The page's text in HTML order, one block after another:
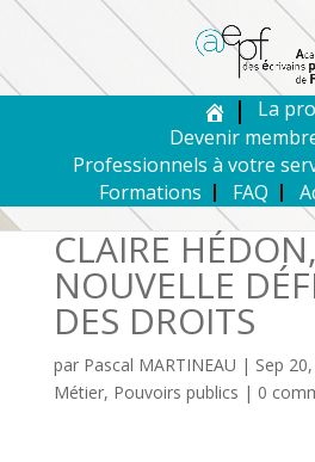
La
Devenir
Professionnels à votre
Formations
FAQ
CLAIRE HÉDON,
NOUVELLE
DES DROITS
par Pascal MARTINEAU | Sep
Métier, Pouvoirs publics | 0